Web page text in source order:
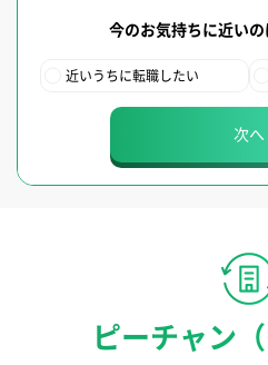
今のお気持ちに近いの
近いうちに転職したい
次へ
ピーチャン（